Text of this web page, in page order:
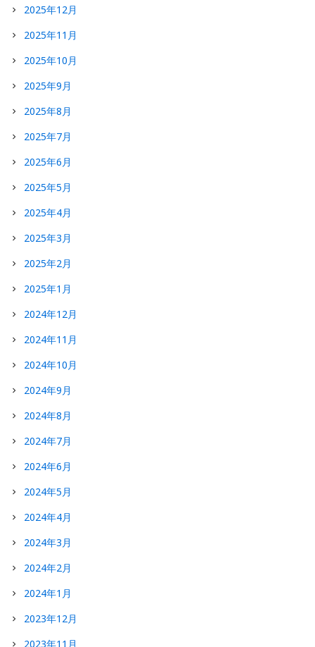
2025年12月
2025年11月
2025年10月
2025年9月
2025年8月
2025年7月
2025年6月
2025年5月
2025年4月
2025年3月
2025年2月
2025年1月
2024年12月
2024年11月
2024年10月
2024年9月
2024年8月
2024年7月
2024年6月
2024年5月
2024年4月
2024年3月
2024年2月
2024年1月
2023年12月
2023年11月